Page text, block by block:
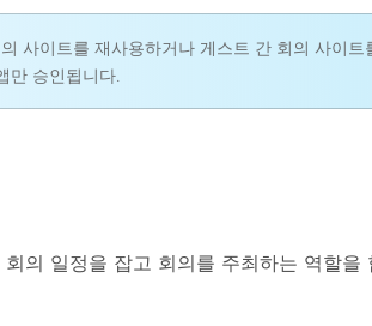
사이트를 재사용하거나 게스트 간 회의 사이
만 승인됩니다.
의 일정을 잡고 회의를 주최하는 역할을